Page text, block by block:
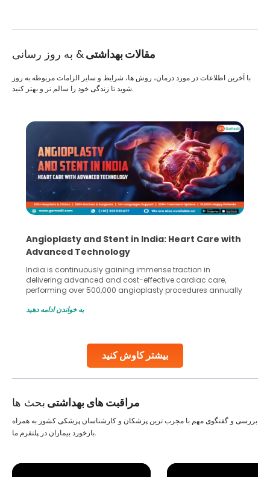
مقالات بهداشتی& به روز رسانی
بیشتر کاوش کنید
با آخرین اطلاعات در مورد درمان، روش ها، شرایط و سایر الزامات مربوطه به روز
شوید تا زندگی خود را سالم تر و بهتر کنید.
Angioplasty and Stent in India: Heart Care with
Advanced Technology
India is continuously gaining immense traction in
delivering advanced and cost-effective cardiac care,
performing over 500,000 angioplasty procedures annually
globe are searching for treatments like angioplasty and
Studies, such as one published
به خواندن ادامه دهید
مراقبت های بهداشتی بحث ها
بررسی و گفتگوی مهم با مجرب ترین پزشکان و کارشناسان پزشکی کشور به همراه
بازخورد بیماران در پلتفرم ما.